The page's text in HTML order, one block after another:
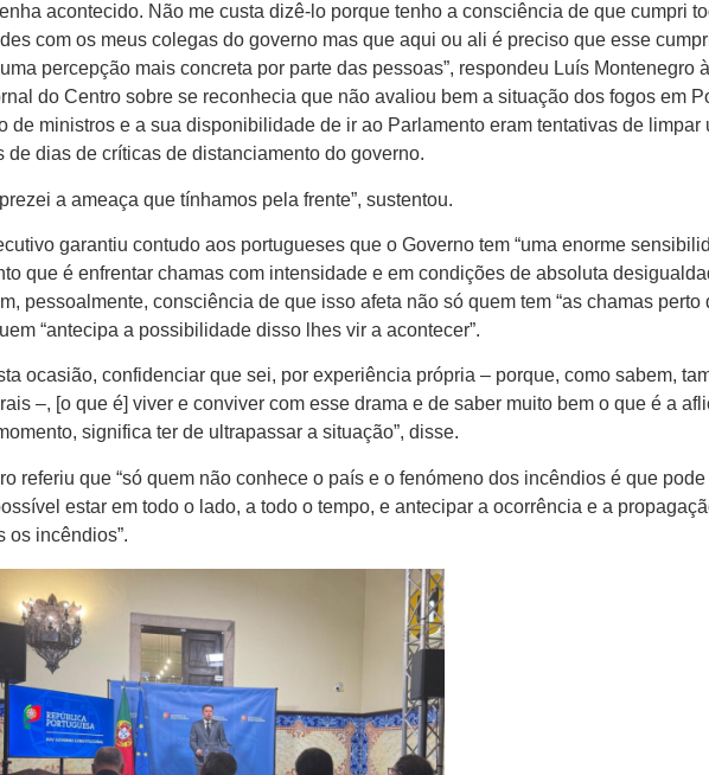
acontecido. Não me custa dizê-lo porque tenho a consciência de que cumpri
com os meus colegas do governo mas que aqui ou ali é preciso que esse
percepção mais concreta por parte das pessoas”, respondeu Luís Montenegro à
do Centro sobre se reconhecia que não avaliou bem a situação dos fogos em
de ministros e a sua disponibilidade de ir ao Parlamento eram tentativas de limpar
de dias de críticas de distanciamento do governo.
a ameaça que tínhamos pela frente”, sustentou.
garantiu contudo aos portugueses que o Governo tem “uma enorme
que é enfrentar chamas com intensidade e em condições de absoluta
pessoalmente, consciência de que isso afeta não só quem tem “as chamas perto
“antecipa a possibilidade disso lhes vir a acontecer”.
ocasião, confidenciar que sei, por experiência própria – porque, como sabem,
–, [o que é] viver e conviver com esse drama e de saber muito bem o que é a
significa ter de ultrapassar a situação”, disse.
referiu que “só quem não conhece o país e o fenómeno dos incêndios é que pode
estar em todo o lado, a todo o tempo, e antecipar a ocorrência e a
os incêndios”.